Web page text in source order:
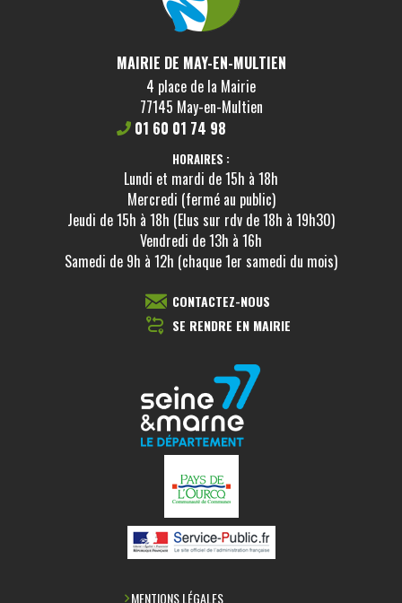
MAIRIE DE MAY-EN-MULTIEN
4 place de la Mairie
77145 May-en-Multien
01 60 01 74 98
HORAIRES :
Lundi et mardi de 15h à 18h
Mercredi (fermé au public)
Jeudi de 15h à 18h (Elus sur rdv de 18h à 19h30)
Vendredi de 13h à 16h
Samedi de 9h à 12h (chaque 1er samedi du mois)
CONTACTEZ-NOUS
SE RENDRE EN MAIRIE
MENTIONS LÉGALES